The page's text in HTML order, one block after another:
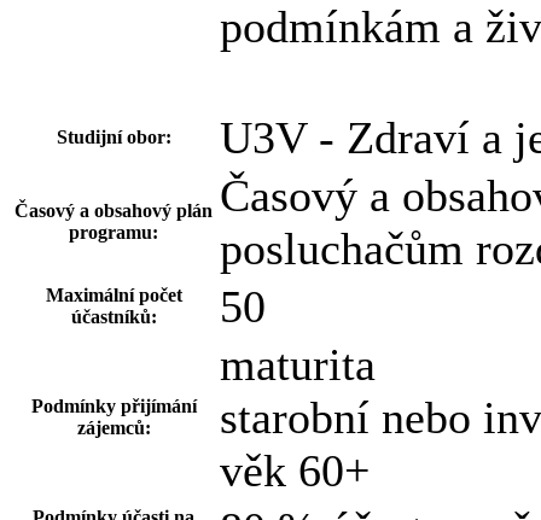
podmínkám a
Studijní obor: U3V - Zdraví a
Časový a obsahový plán
programu:
Časový a
posluchačům
Maximální počet
účastníků:
50
Podmínky přijímání
zájemců:
maturita
starobní nebo
věk 60+